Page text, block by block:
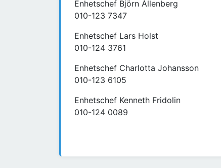
Enhetschef Björn Ållenberg
010-123 7347
Enhetschef Lars Holst
010-124 3761
Enhetschef Charlotta Johansson
010-123 6105
Enhetschef Kenneth Fridolin
010-124 0089